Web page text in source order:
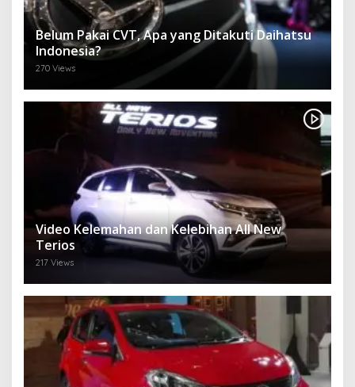
Belum Pakai CVT, Apa yang Ditakuti Daihatsu
Indonesia?
270 Views
Video Kelemahan dan Kelebihan All New
Terios
217 Views